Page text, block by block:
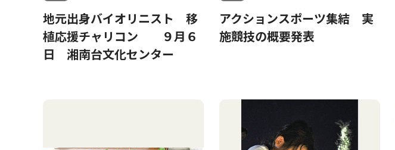
地元出身バイオリニスト 移
植応援チャリコン ９月６
日 湘南台文化センター
アクションスポーツ集結 実
施競技の概要発表